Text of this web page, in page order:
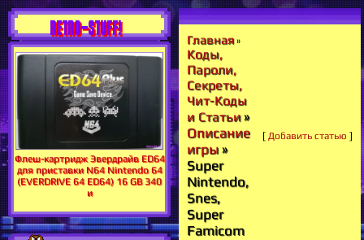
RETRO-STUFF!
Флеш-картридж Эвердрайв ED64
для приставки N64 Nintendo 64
(EVERDRIVE 64 ED64) 16 GB 340
и
Главная»
Коды,
Пароли,
Секреты,
Чит-Коды
и Статьи»
Описание
игры »
Super
Nintendo,
Snes,
Super
Famicom
[ Добавить статью ]